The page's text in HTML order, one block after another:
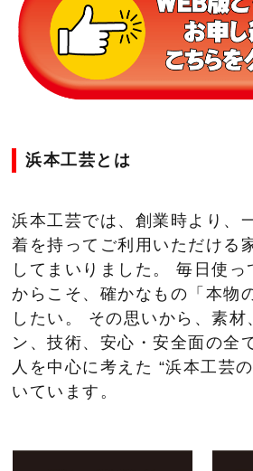
浜本工芸とは
浜本工芸では、創業時より、
着を持ってご利用いただける
してまいりました。 毎日使
からこそ、確かなもの「本物
したい。 その思いから、素材
ン、技術、安心・安全面の全
人を中心に考えた “浜本工芸
いています。